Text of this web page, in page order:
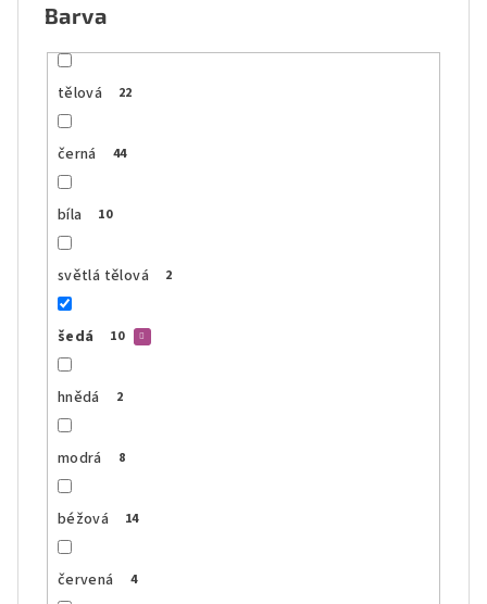
Barva
tělová 22
černá 44
bíla 10
světlá tělová 2
šedá 10
hnědá 2
modrá 8
béžová 14
červená 4